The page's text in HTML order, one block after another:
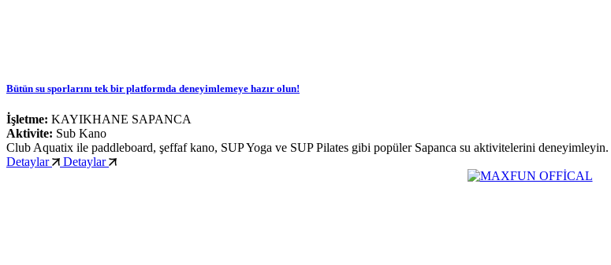
Bütün su sporlarını tek bir platformda deneyimlemeye hazır olun!
İşletme: KAYIKHANE SAPANCA
Aktivite: Sub Kano
Club Aquatix ile paddleboard, şeffaf kano, SUP Yoga ve SUP Pilates gibi popüler Sapanca su aktivitelerini deneyimleyin.
Detaylar
Detaylar